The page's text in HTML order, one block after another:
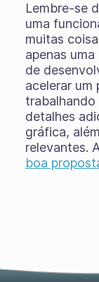
Lembre-se
uma
muitas
apenas
de
acelerar um
detalhes
gráfica,
relevantes.
boa